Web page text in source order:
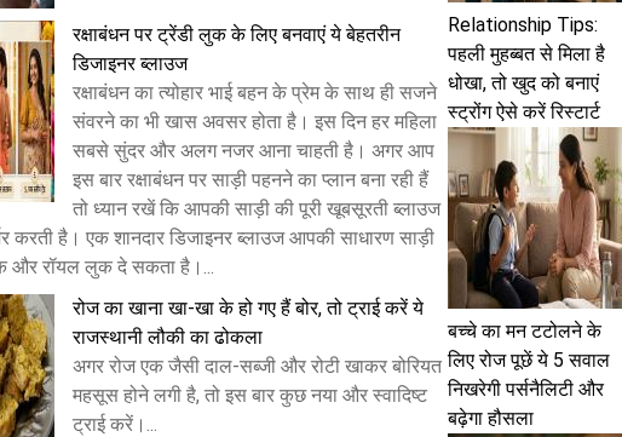
रक्षाबंधन पर ट्रेंडी लुक के लिए बनवाएं ये बेहतरीन
डिजाइनर ब्लाउज
रक्षाबंधन का त्योहार भाई बहन के प्रेम के साथ ही सजने
संवरने का भी खास अवसर होता है। इस दिन हर महिला
सबसे सुंदर और अलग नजर आना चाहती है। अगर आप
इस बार रक्षाबंधन पर साड़ी पहनने का प्लान बना रही हैं
तो ध्यान रखें कि आपकी साड़ी की पूरी खूबसूरती ब्लाउज
करती है। एक शानदार डिजाइनर ब्लाउज आपकी साधारण साड़ी
और रॉयल लुक दे सकता है।...
रोज का खाना खा-खा के हो गए हैं बोर, तो ट्राई करें ये
राजस्थानी लौकी का ढोकला
अगर रोज एक जैसी दाल-सब्जी और रोटी खाकर बोरियत
महसूस होने लगी है, तो इस बार कुछ नया और स्वादिष्ट
ट्राई करें।...
Relationship Tips:
पहली मुहब्बत से मिला है
धोखा, तो खुद को बनाएं
स्ट्रोंग ऐसे करें रिस्टार्ट
बच्चे का मन टटोलने के
लिए रोज पूछें ये 5 सवाल
निखरेगी पर्सनैलिटी और
बढ़ेगा हौसला